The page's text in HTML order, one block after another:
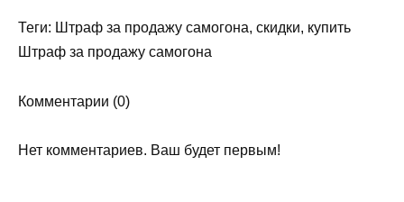
Теги: Штраф за продажу самогона, скидки, купить
Штраф за продажу самогона
Комментарии (0)
Нет комментариев. Ваш будет первым!